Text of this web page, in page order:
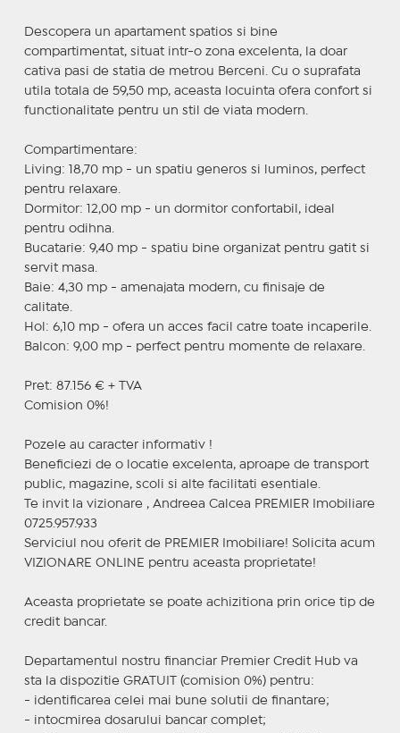
Descopera un apartament spatios si bine
compartimentat, situat intr-o zona excelenta, la doar
cativa pasi de statia de metrou Berceni. Cu o suprafata
utila totala de 59,50 mp, aceasta locuinta ofera confort si
functionalitate pentru un stil de viata modern.
Compartimentare:
Living: 18,70 mp - un spatiu generos si luminos, perfect
pentru relaxare.
Dormitor: 12,00 mp - un dormitor confortabil, ideal
pentru odihna.
Bucatarie: 9,40 mp - spatiu bine organizat pentru gatit si
servit masa.
Baie: 4,30 mp - amenajata modern, cu finisaje de
calitate.
Hol: 6,10 mp - ofera un acces facil catre toate incaperile.
Balcon: 9,00 mp - perfect pentru momente de relaxare.
Pret: 87.156 € + TVA
Comision 0%!
Pozele au caracter informativ !
Beneficiezi de o locatie excelenta, aproape de transport
public, magazine, scoli si alte facilitati esentiale.
Te invit la vizionare , Andreea Calcea PREMIER Imobiliare
0725.957.933
Serviciul nou oferit de PREMIER Imobiliare! Solicita acum
VIZIONARE ONLINE pentru aceasta proprietate!
Aceasta proprietate se poate achizitiona prin orice tip de
credit bancar.
Departamentul nostru financiar Premier Credit Hub va
sta la dispozitie GRATUIT (comision 0%) pentru:
- identificarea celei mai bune solutii de finantare;
- intocmirea dosarului bancar complet;